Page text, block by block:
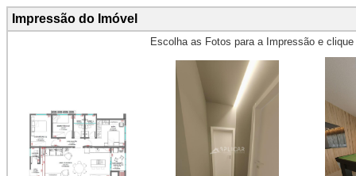
Impressão do Imóvel
Escolha as Fotos para a Impressão e clique